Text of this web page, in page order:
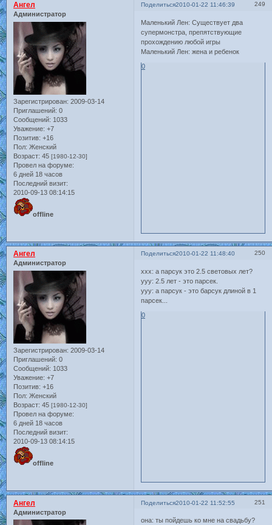
Поделиться 249
2010-01-22 11:46:39
Ангел
Администратор
Зарегистрирован: 2009-03-14
Приглашений: 0
Сообщений: 1033
Уважение: +7
Позитив: +16
Пол: Женский
Возраст: 45 [1980-12-30]
Провел на форуме:
6 дней 18 часов
Последний визит:
2010-09-13 08:14:15
offline
Маленький Лен: Существует два
супермонстра, препятствующие
прохождению любой игры
Маленький Лен: жена и ребенок
0
Поделиться 250
2010-01-22 11:48:40
Ангел
Администратор
Зарегистрирован: 2009-03-14
Приглашений: 0
Сообщений: 1033
Уважение: +7
Позитив: +16
Пол: Женский
Возраст: 45 [1980-12-30]
Провел на форуме:
6 дней 18 часов
Последний визит:
2010-09-13 08:14:15
offline
xxx: а парсук это 2.5 световых лет?
yyy: 2.5 лет - это парсек.
yyy: а парсук - это барсук длиной в 1
парсек...
0
Поделиться 251
2010-01-22 11:52:55
Ангел
Администратор
она: ты пойдешь ко мне на свадьбу?